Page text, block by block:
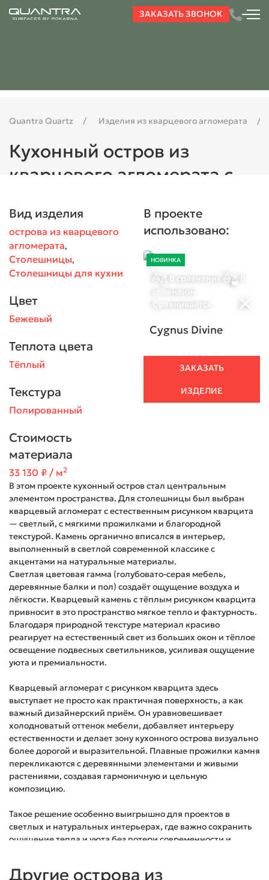
ЗАКАЗАТЬ ЗВОНОК
Quantra Quartz Изделия из кварцевого агломерата
Кухонный остров из
кварцевого агломерата с
светлый и благородный
акцент в интерьере
Вид изделия
острова из кварцевого
агломерата,
Столешницы,
Столешницы для кухни
Цвет
Бежевый
Теплота цвета
Тёплый
Текстура
Полированный
Стоимость
материала
33 130 ₽ / м2
В проекте
использовано:
НОВИНКА
В сравнение
В
сравнение
Сравнивается
Cygnus Divine
ЗАКАЗАТЬ
ИЗДЕЛИЕ
В этом проекте кухонный остров стал центральным
элементом пространства. Для столешницы был выбран
кварцевый агломерат с естественным рисунком кварцита
— светлый, с мягкими прожилками и благородной
текстурой. Камень органично вписался в интерьер,
выполненный в светлой современной классике с
акцентами на натуральные материалы.
Светлая цветовая гамма (голубовато-серая мебель,
деревянные балки и пол) создаёт ощущение воздуха и
лёгкости. Кварцевый камень с тёплым рисунком кварцита
привносит в это пространство мягкое тепло и фактурность.
Благодаря природной текстуре материал красиво
реагирует на естественный свет из больших окон и тёплое
освещение подвесных светильников, усиливая ощущение
уюта и премиальности.
Кварцевый агломерат с рисунком кварцита здесь
выступает не просто как практичная поверхность, а как
важный дизайнерский приём. Он уравновешивает
холодноватый оттенок мебели, добавляет интерьеру
естественности и делает зону кухонного острова визуально
более дорогой и выразительной. Плавные прожилки камня
перекликаются с деревянными элементами и живыми
растениями, создавая гармоничную и цельную
композицию.
Такое решение особенно выигрышно для проектов в
светлых и натуральных интерьерах, где важно сохранить
ощущение тепла и уюта без потери современности и
Другие острова из